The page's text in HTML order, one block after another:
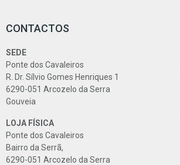
CONTACTOS
SEDE
Ponte dos Cavaleiros
R. Dr. Sílvio Gomes Henriques 1
6290-051 Arcozelo da Serra
Gouveia
LOJA FÍSICA
Ponte dos Cavaleiros
Bairro da Serrã,
6290-051 Arcozelo da Serra